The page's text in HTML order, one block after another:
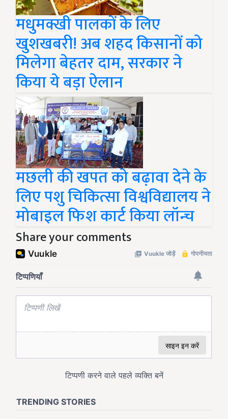
मधुमक्खी पालकों के लिए
खुशखबरी! अब शहद किसानों को
मिलेगा बेहतर दाम, सरकार ने
किया ये बड़ा ऐलान
मछली की खपत को बढ़ावा देने के
लिए पशु चिकित्सा विश्वविद्यालय ने
मोबाइल फिश कार्ट किया लॉन्च
Share your comments